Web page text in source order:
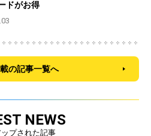
ドがお得
の記事一覧へ
NEWS
プされた記事